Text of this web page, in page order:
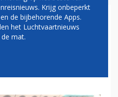
TERUG OP
NAAR
Krijg onbeperkt
de bijbehorende Apps.
het Luchtvaartnieuws
mat.